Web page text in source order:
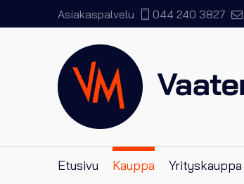
Asiakaspalvelu 044 240 3827
Etusivu Kauppa Yrityskauppa